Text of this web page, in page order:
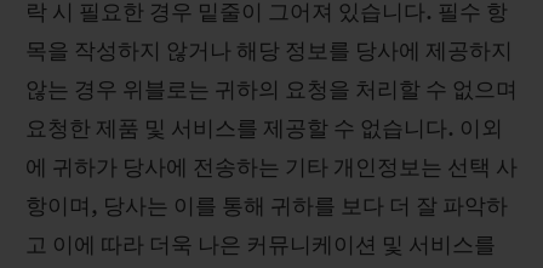
락 시 필요한 경우 밑줄이 그어져 있습니다. 필수 항
목을 작성하지 않거나 해당 정보를 당사에 제공하지
않는 경우 위블로는 귀하의 요청을 처리할 수 없으며
요청한 제품 및 서비스를 제공할 수 없습니다. 이외
에 귀하가 당사에 전송하는 기타 개인정보는 선택 사
항이며, 당사는 이를 통해 귀하를 보다 더 잘 파악하
고 이에 따라 더욱 나은 커뮤니케이션 및 서비스를